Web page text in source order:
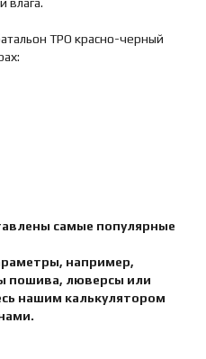
ТРО красно-черный
самые популярные
например,
пошива, люверсы или
нашим калькулятором